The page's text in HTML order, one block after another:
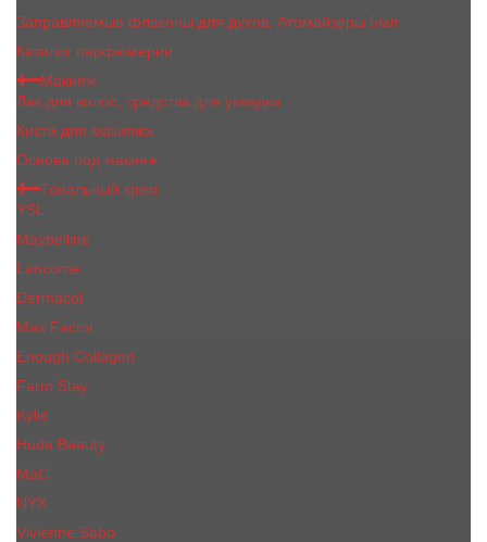
Заправляемые флаконы для духов, Атомайзеры 5мл
Каталог парфюмерии
Макияж
Лак для волос, средства для укладки
Кисти для макияжа
Основа под макияж
Тональный крем
YSL
Maybelline
Lancome
Dermacol
Max Factor
Enough Collagen
Farm Stay
Kylie
Huda Beauty
МаС
NYX
Vivienne Sabo